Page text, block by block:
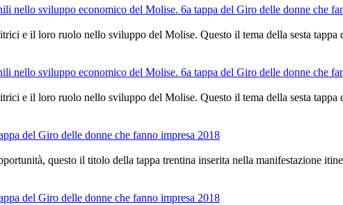
nello sviluppo economico del Molise. 6a tappa del Giro delle donne che
e il loro ruolo nello sviluppo del Molise. Questo il tema della sesta
nello sviluppo economico del Molise. 6a tappa del Giro delle donne che
e il loro ruolo nello sviluppo del Molise. Questo il tema della sesta
del Giro delle donne che fanno impresa 2018
questo il titolo della tappa trentina inserita nella manifestazione
del Giro delle donne che fanno impresa 2018